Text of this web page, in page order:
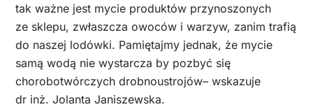
tak ważne jest mycie produktów przynoszonych
ze sklepu, zwłaszcza owoców i warzyw, zanim trafią
do naszej lodówki. Pamiętajmy jednak, że mycie
samą wodą nie wystarcza by pozbyć się
chorobotwórczych drobnoustrojów– wskazuje
dr inż. Jolanta Janiszewska.